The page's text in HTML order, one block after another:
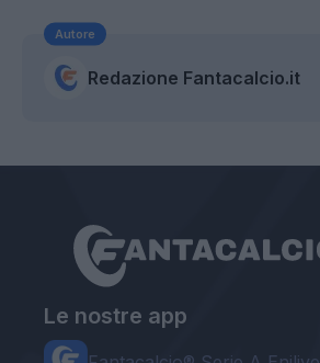
Autore
Redazione Fantacalcio.it
Le nostre app